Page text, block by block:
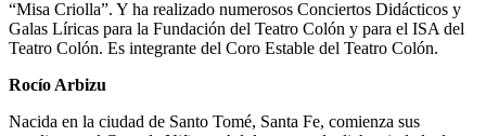
“Misa Criolla”. Y ha realizado numerosos Conciertos Didácticos y
Galas Líricas para la Fundación del Teatro Colón y para el ISA del
Teatro Colón. Es integrante del Coro Estable del Teatro Colón.
Rocío Arbizu
Nacida en la ciudad de Santo Tomé, Santa Fe, comienza sus